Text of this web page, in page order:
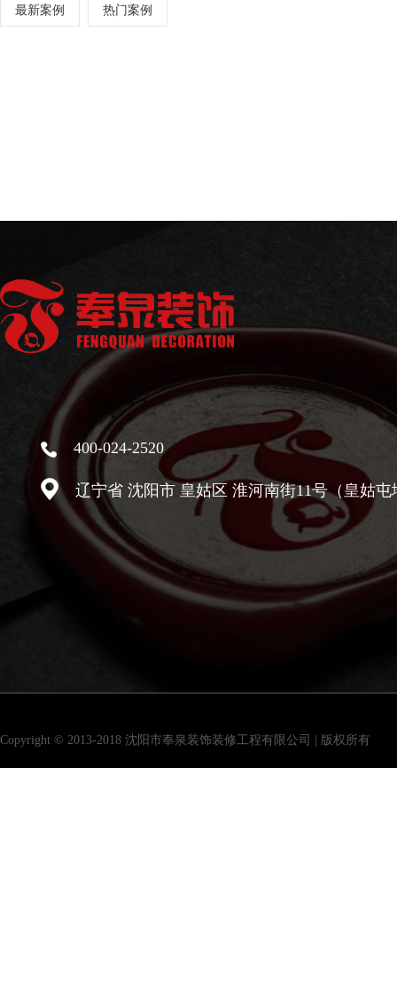
最新案例 热门案例
400-024-2520
辽宁省 沈阳市 皇姑区 淮河南街11号（皇姑
Copyright © 2013-2018 沈阳市奉泉装饰装修工程有限公司 | 版权所有